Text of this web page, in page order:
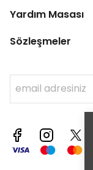
Yardım Masası
Sözleşmeler